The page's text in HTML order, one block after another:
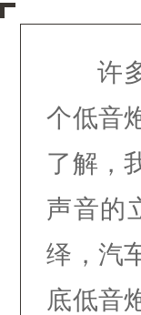
许
个低音
了解，
声音的
绎，汽
底低音